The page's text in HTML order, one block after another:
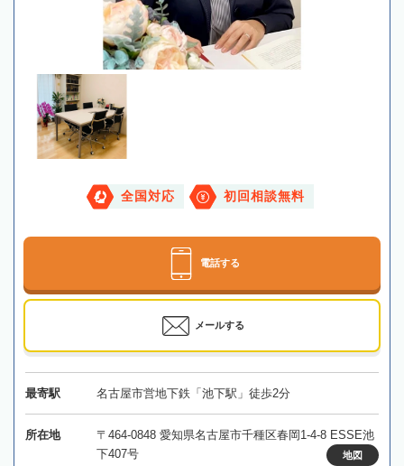
全国対応 初回相談無料
電話する
メールする
最寄駅 名古屋市営地下鉄「池下駅」徒歩2分
所在地
〒464-0848 愛知県名古屋市千種区春岡1-4-8 ESSE池
下407号
地図